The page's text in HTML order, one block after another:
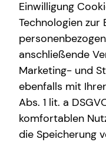
Über tecis
Kindervorsorge
Spezialisten-
Altersvorsorge
Kapitalanlage
Gewerbliche
Schadenabwicklung
Moritz
Einwilligung
Technologien zur
anschließende
Marketing- und
ebenfalls mit
Abs. 1 lit. a
komfortablen
die Speicherung